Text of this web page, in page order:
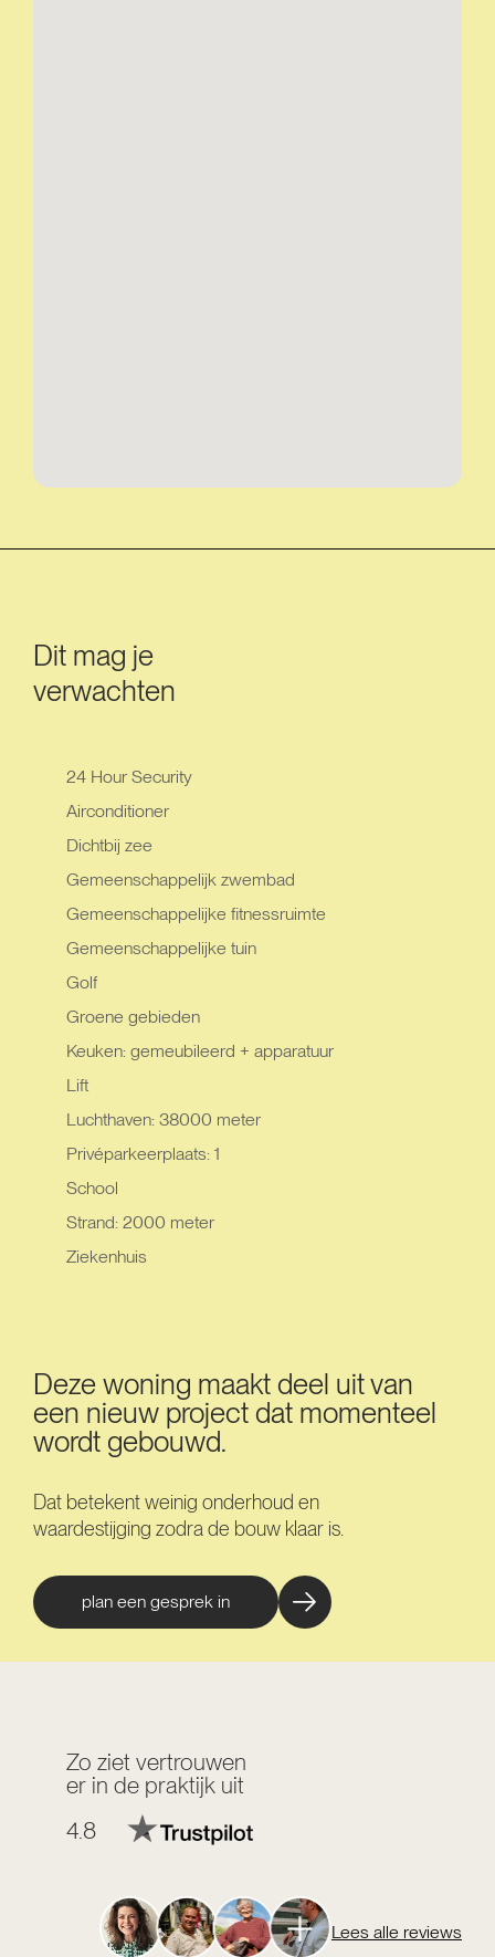
Dit mag je
verwachten
24 Hour Security
Airconditioner
Dichtbij zee
Gemeenschappelijk zwembad
Gemeenschappelijke fitnessruimte
Gemeenschappelijke tuin
Golf
Groene gebieden
Keuken: gemeubileerd + apparatuur
Lift
Luchthaven: 38000 meter
Privéparkeerplaats: 1
School
Strand: 2000 meter
Ziekenhuis
Deze woning maakt deel uit van
een nieuw project dat momenteel
wordt gebouwd.
Dat betekent weinig onderhoud en
waardestijging zodra de bouw klaar is.
plan een gesprek in
Zo ziet vertrouwen
er in de praktijk uit
4.8
Lees alle reviews